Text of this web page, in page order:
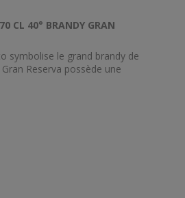
CL 40° BRANDY GRAN
symbolise le grand brandy de
Reserva possède une
saveur profonde qui s'arrondit